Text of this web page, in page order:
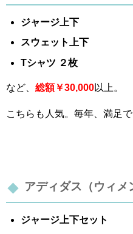
ジャージ上下
スウェット上下
Tシャツ ２枚
など、 総額￥30,000 以上。
こちらも人気。毎年、満足
アディダス（ウィメ
ジャージ上下セット